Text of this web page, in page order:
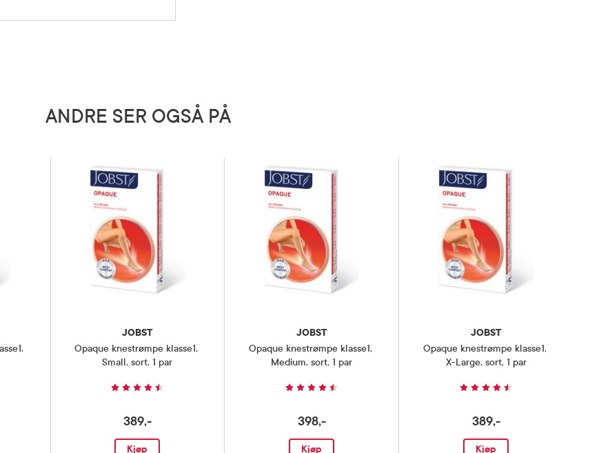
på strømpen. Smykker
skade strømpen. Se
å unngå at strømpene blir dratt
vaskes/skylles hver dag for
kompresjonen. Strømpene
i 6 måneder med hver
at du bruker strømpen
fotpleie. Tørr og hard hud kan
Smør gjerne bena med krem
å forebygge tørre ben. For mer
i huden. Brukes med
diabetes eller nedsatt
Les pakningsvedlegget
ANDRE SER OGSÅ PÅ
,
JOBST
Opaque knestrømpe klasse1,
Small, sort, 1 par
389,-
Kjøp
JOBST
Opaque knestrømpe klasse1,
Medium, sort, 1 par
398,-
Kjøp
JOBST
Opaque knestrømpe klasse1,
X-Large, sort, 1 par
389,-
Kjøp